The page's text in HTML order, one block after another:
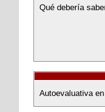
Qué debería
Autoevaluativa